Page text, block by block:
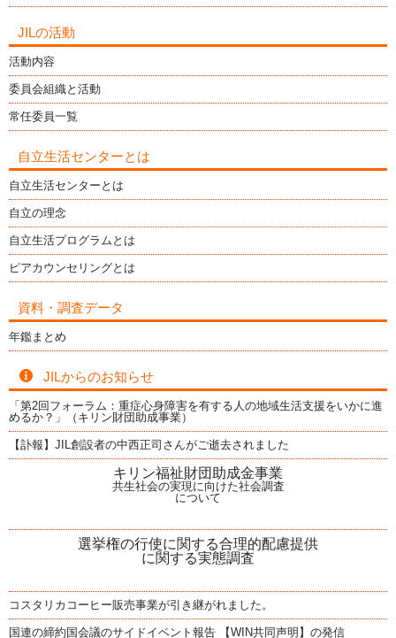
JILの活動
活動内容
委員会組織と活動
常任委員一覧
自立生活センターとは
自立生活センターとは
自立の理念
自立生活プログラムとは
ピアカウンセリングとは
資料・調査データ
年鑑まとめ
JILからのお知らせ
「第2回フォーラム：重症心身障害を有する人の地域生活支援をいかに進
めるか？」（キリン財団助成事業）
【訃報】JIL創設者の中西正司さんがご逝去されました
キリン福祉財団助成金事業
共生社会の実現に向けた社会調査
について
選挙権の行使に関する合理的配慮提供
に関する実態調査
コスタリカコーヒー販売事業が引き継がれました。
国連の締約国会議のサイドイベント報告 【WIN共同声明】の発信